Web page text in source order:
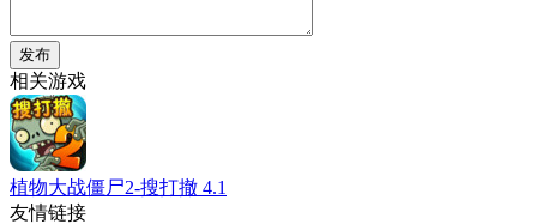
发布
相关游戏
植物大战僵尸2-搜打撤 4.1
友情链接